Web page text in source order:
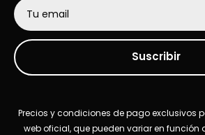
Tu email
Suscribir
Precios y condiciones de pago exclusivos
web oficial, que pueden variar en función